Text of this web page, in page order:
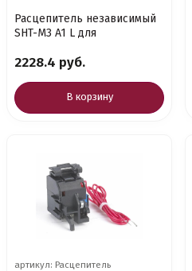
Расцепитель независимый
SHT-M3 A1 L для
2228.4 руб.
В корзину
артикул: Расцепитель